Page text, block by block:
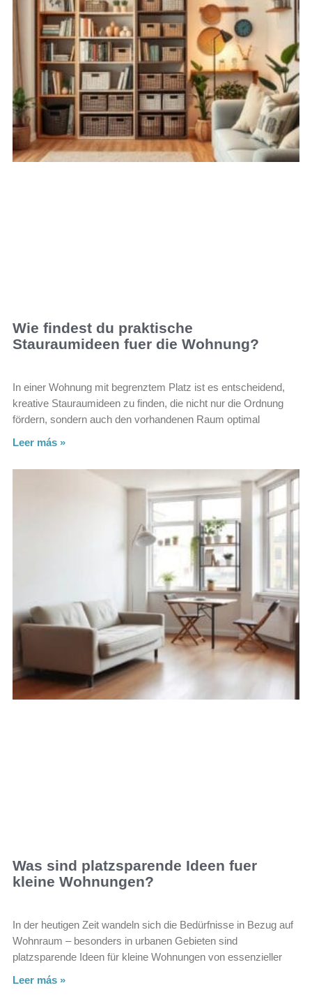
Wie findest du praktische
Stauraumideen fuer die Wohnung?
In einer Wohnung mit begrenztem Platz ist es entscheidend,
kreative Stauraumideen zu finden, die nicht nur die Ordnung
fördern, sondern auch den vorhandenen Raum optimal
Leer más »
Was sind platzsparende Ideen fuer
kleine Wohnungen?
In der heutigen Zeit wandeln sich die Bedürfnisse in Bezug auf
Wohnraum – besonders in urbanen Gebieten sind
platzsparende Ideen für kleine Wohnungen von essenzieller
Leer más »